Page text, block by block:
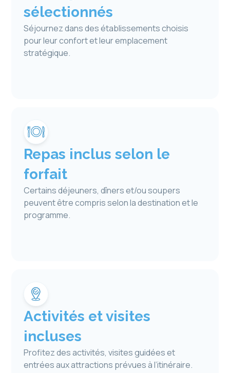
sélectionnés
Séjournez dans des établissements choisis
pour leur confort et leur emplacement
stratégique.
Repas inclus selon le
forfait
Certains déjeuners, dîners et/ou soupers
peuvent être compris selon la destination et le
programme.
Activités et visites
incluses
Profitez des activités, visites guidées et
entrées aux attractions prévues à l’itinéraire.